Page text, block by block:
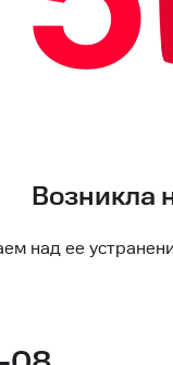
Возникла
над ее